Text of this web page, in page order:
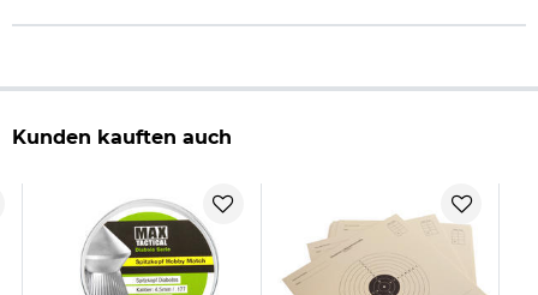
Kunden kauften auch